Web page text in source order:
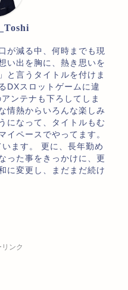
が減る中、何時までも現
い出を胸に、熱き思いを
と言うタイトルを付けま
DXスロットゲームに違
ンテナも下ろしてしま
情熱からいろんな楽しみ
になって、タイトルもむ
イペースでやってます。
ます。 更に、長年勤め
った事をきっかけに、更
に変更し、まだまだ続け
ンク